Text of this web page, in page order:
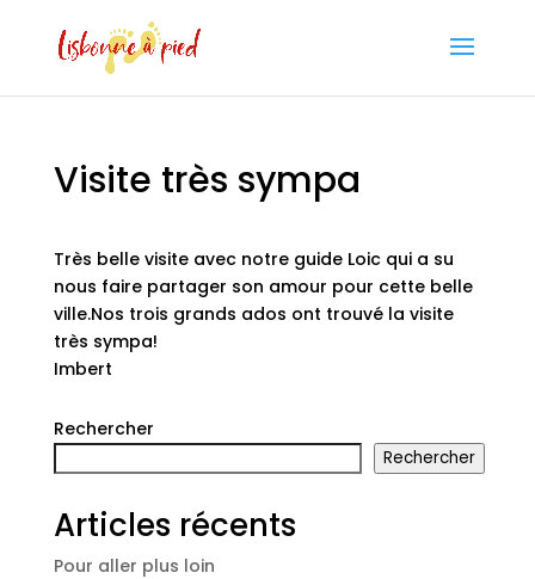
Visite très sympa
Très belle visite avec notre guide Loic qui a su
nous faire partager son amour pour cette belle
ville.Nos trois grands ados ont trouvé la visite
très sympa!
Imbert
Rechercher
Rechercher
Articles récents
Pour aller plus loin